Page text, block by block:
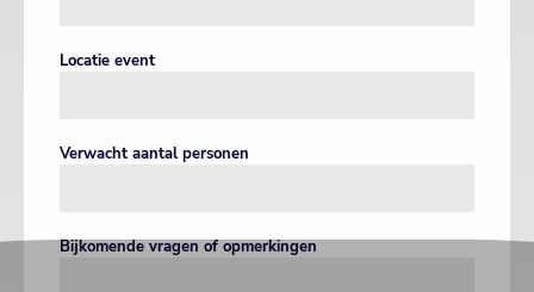
Locatie event
Verwacht aantal personen
Bijkomende vragen of opmerkingen